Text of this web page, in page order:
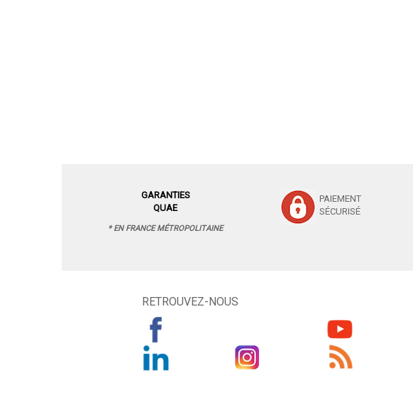
GARANTIES
QUAE
* EN FRANCE MÉTROPOLITAINE
PAIEMENT
SÉCURISÉ
RETROUVEZ-NOUS